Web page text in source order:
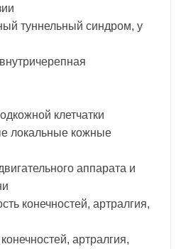
туннельный синдром, у
клетчатки
локальные кожные
аппарата и
конечностей, артралгия,
артралгия,